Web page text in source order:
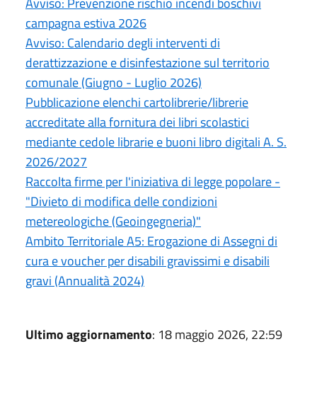
campagna estiva 2026
Avviso: Calendario degli interventi di
derattizzazione e disinfestazione sul territorio
comunale (Giugno - Luglio 2026)
Pubblicazione elenchi cartolibrerie/librerie
accreditate alla fornitura dei libri scolastici
mediante cedole librarie e buoni libro digitali A. S.
2026/2027
Raccolta firme per l'iniziativa di legge popolare -
"Divieto di modifica delle condizioni
metereologiche (Geoingegneria)"
Ambito Territoriale A5: Erogazione di Assegni di
cura e voucher per disabili gravissimi e disabili
gravi (Annualità 2024)
Ultimo aggiornamento: 18 maggio 2026, 22:59